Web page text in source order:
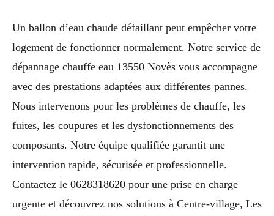
Un ballon d’eau chaude défaillant peut empêcher votre
logement de fonctionner normalement. Notre service de
dépannage chauffe eau 13550 Novès vous accompagne
avec des prestations adaptées aux différentes pannes.
Nous intervenons pour les problèmes de chauffe, les
fuites, les coupures et les dysfonctionnements des
composants. Notre équipe qualifiée garantit une
intervention rapide, sécurisée et professionnelle.
Contactez le 0628318620 pour une prise en charge
urgente et découvrez nos solutions à Centre-village, Les